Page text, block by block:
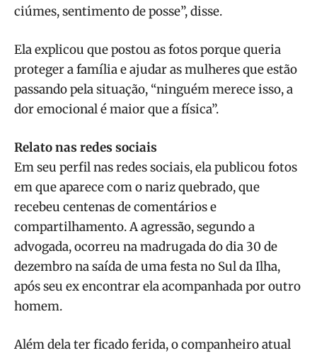
ciúmes, sentimento de posse”, disse.
Ela explicou que postou as fotos porque queria
proteger a família e ajudar as mulheres que estão
passando pela situação, “ninguém merece isso, a
dor emocional é maior que a física”.
Relato nas redes sociais
Em seu perfil nas redes sociais, ela publicou fotos
em que aparece com o nariz quebrado, que
recebeu centenas de comentários e
compartilhamento. A agressão, segundo a
advogada, ocorreu na madrugada do dia 30 de
dezembro na saída de uma festa no Sul da Ilha,
após seu ex encontrar ela acompanhada por outro
homem.
Além dela ter ficado ferida, o companheiro atual